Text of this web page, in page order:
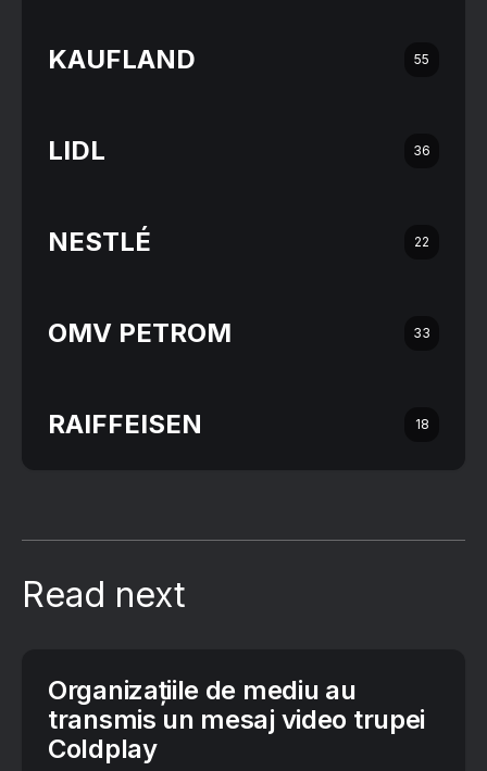
KAUFLAND 55
LIDL 36
NESTLÉ 22
OMV PETROM 33
RAIFFEISEN 18
Read next
Organizațiile de mediu au
transmis un mesaj video trupei
Coldplay